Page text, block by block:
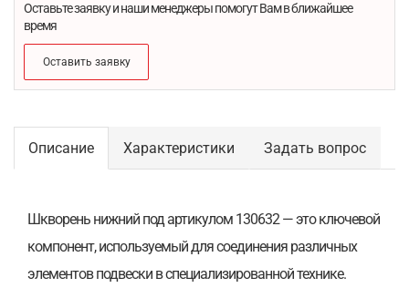
Оставьте заявку и наши менеджеры помогут Вам в ближайшее
время
Оставить заявку
Описание Характеристики Задать вопрос
Шкворень нижний под артикулом 130632 — это ключевой
компонент, используемый для соединения различных
элементов подвески в специализированной технике.